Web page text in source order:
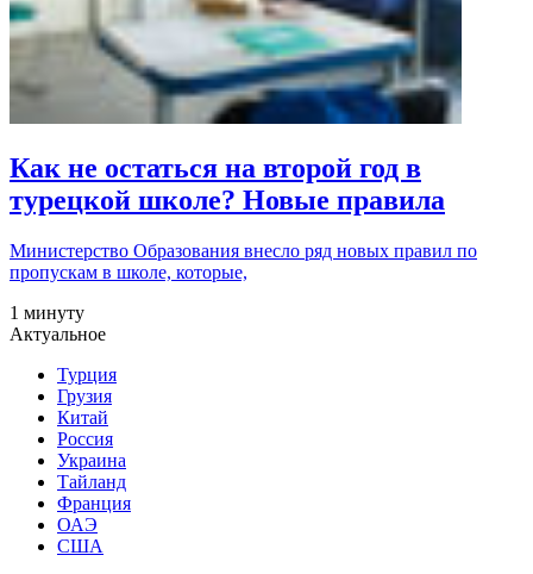
Как не остаться на второй год в
турецкой школе? Новые правила
Министерство Образования внесло ряд новых правил по
пропускам в школе, которые,
1 минуту
Актуальное
Турция
Грузия
Китай
Россия
Украина
Тайланд
Франция
ОАЭ
США